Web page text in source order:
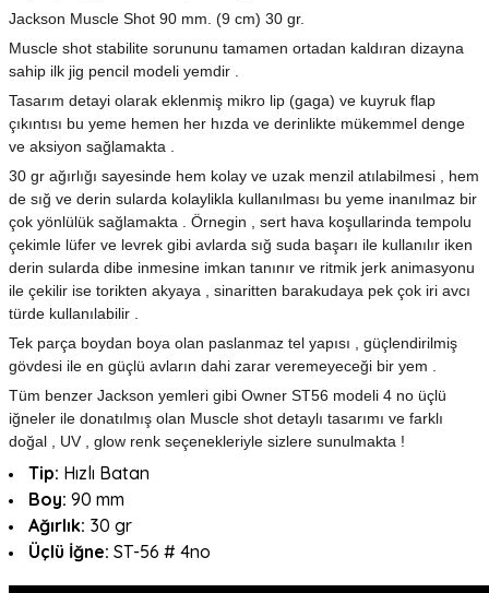
Jackson Muscle Shot 90 mm. (9 cm) 30 gr.
Muscle shot stabilite sorununu tamamen ortadan kaldıran dizayna
sahip ilk jig pencil modeli yemdir .
Tasarım detayi olarak eklenmiş mikro lip (gaga) ve kuyruk flap
çıkıntısı bu yeme hemen her hızda ve derinlikte mükemmel denge
ve aksiyon sağlamakta .
30 gr ağırlığı sayesinde hem kolay ve uzak menzil atılabilmesi , hem
de sığ ve derin sularda kolaylikla kullanılması bu yeme inanılmaz bir
çok yönlülük sağlamakta . Örnegin , sert hava koşullarinda tempolu
çekimle lüfer ve levrek gibi avlarda sığ suda başarı ile kullanılır iken
derin sularda dibe inmesine imkan tanınır ve ritmik jerk animasyonu
ile çekilir ise torikten akyaya , sinaritten barakudaya pek çok iri avcı
türde kullanılabilir .
Tek parça boydan boya olan paslanmaz tel yapısı , güçlendirilmiş
gövdesi ile en güçlü avların dahi zarar veremeyeceği bir yem .
Tüm benzer Jackson yemleri gibi Owner ST56 modeli 4 no üçlü
iğneler ile donatılmış olan Muscle shot detaylı tasarımı ve farklı
doğal , UV , glow renk seçenekleriyle sizlere sunulmakta !
Tip: Hızlı Batan
Boy: 90 mm
Ağırlık: 30 gr
Üçlü İğne: ST-56 # 4no